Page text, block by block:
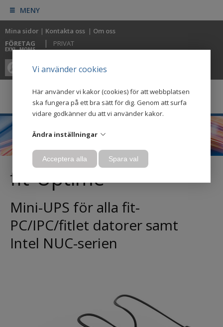
MENY
Vi använder cookies
Här använder vi kakor (cookies) för att webbplatsen
ska fungera på ett bra sätt för dig. Genom att surfa
vidare godkänner du att vi använder kakor.
Ändra inställningar
Acceptera alla Spara val
Mina sidor | Kontakta oss | Om oss
FÖRETAG
EXKL. MOMS
| PRIVAT
0 0
fit-Uptime
Mini-UPS för alla fit-
PC/IPC/fitlet datorer samt
Intel NUC-serien